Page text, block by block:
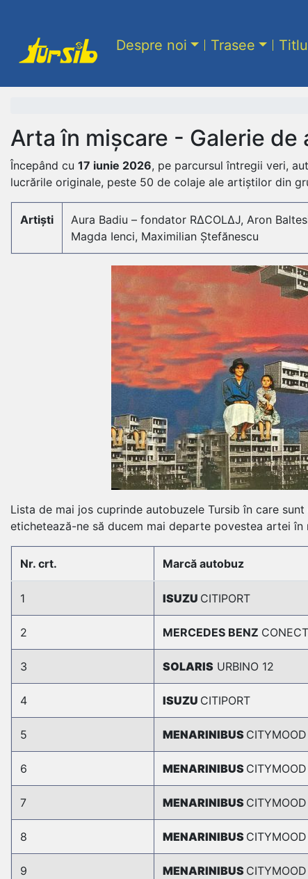
Despre noi Trasee
Arta în mișcare - Galerie de
Începând cu 17 iunie 2026, pe parcursul întregii veri,
lucrările originale, peste 50 de colaje ale artiștilor din
Artiști
Aura Badiu – fondator R∆COL∆J, Aron
Magda Ienci, Maximilian Ștefănescu
Lista de mai jos cuprinde autobuzele Tursib în care
etichetează-ne să ducem mai departe povestea artei în
Nr. crt. Marcă autobuz
1 ISUZU CITIPORT
2 MERCEDES BENZ
3 SOLARIS URBINO 12
4 ISUZU CITIPORT
5 MENARINIBUS
6 MENARINIBUS
7 MENARINIBUS
8 MENARINIBUS
9 MENARINIBUS